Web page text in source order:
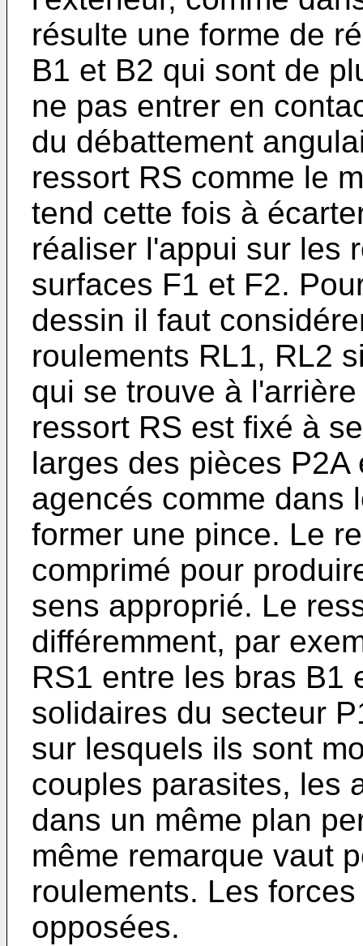
résulte une forme de
B1 et B2 qui sont de
ne pas entrer en
du débattement
ressort RS comme le
tend cette fois à
réaliser l'appui sur les
surfaces F1 et F2.
dessin il faut
roulements RL1, RL2
qui se trouve à
ressort RS est fixé à
larges des pièces
agencés comme dans
former une pince. Le
comprimé pour
sens approprié. Le
différemment, par
RS1 entre les bras B1
solidaires du secteur
sur lesquels ils sont
couples parasites, les
dans un même plan
même remarque vaut
roulements. Les
opposées.